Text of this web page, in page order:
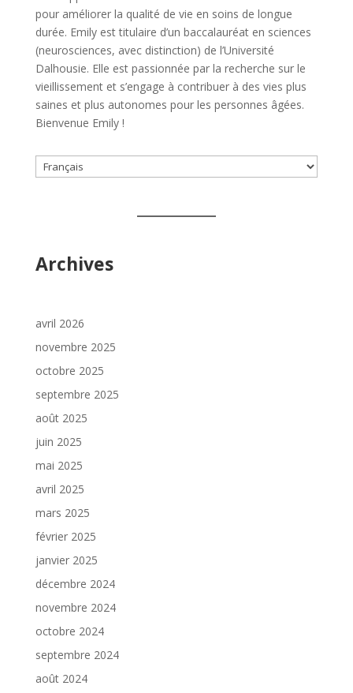
pour améliorer la qualité de vie en soins de longue
durée. Emily est titulaire d’un baccalauréat en sciences
(neurosciences, avec distinction) de l’Université
Dalhousie. Elle est passionnée par la recherche sur le
vieillissement et s’engage à contribuer à des vies plus
saines et plus autonomes pour les personnes âgées.
Bienvenue Emily !
Choisir
une
Archives
avril 2026
novembre 2025
octobre 2025
septembre 2025
août 2025
juin 2025
mai 2025
avril 2025
mars 2025
février 2025
janvier 2025
décembre 2024
novembre 2024
octobre 2024
septembre 2024
août 2024